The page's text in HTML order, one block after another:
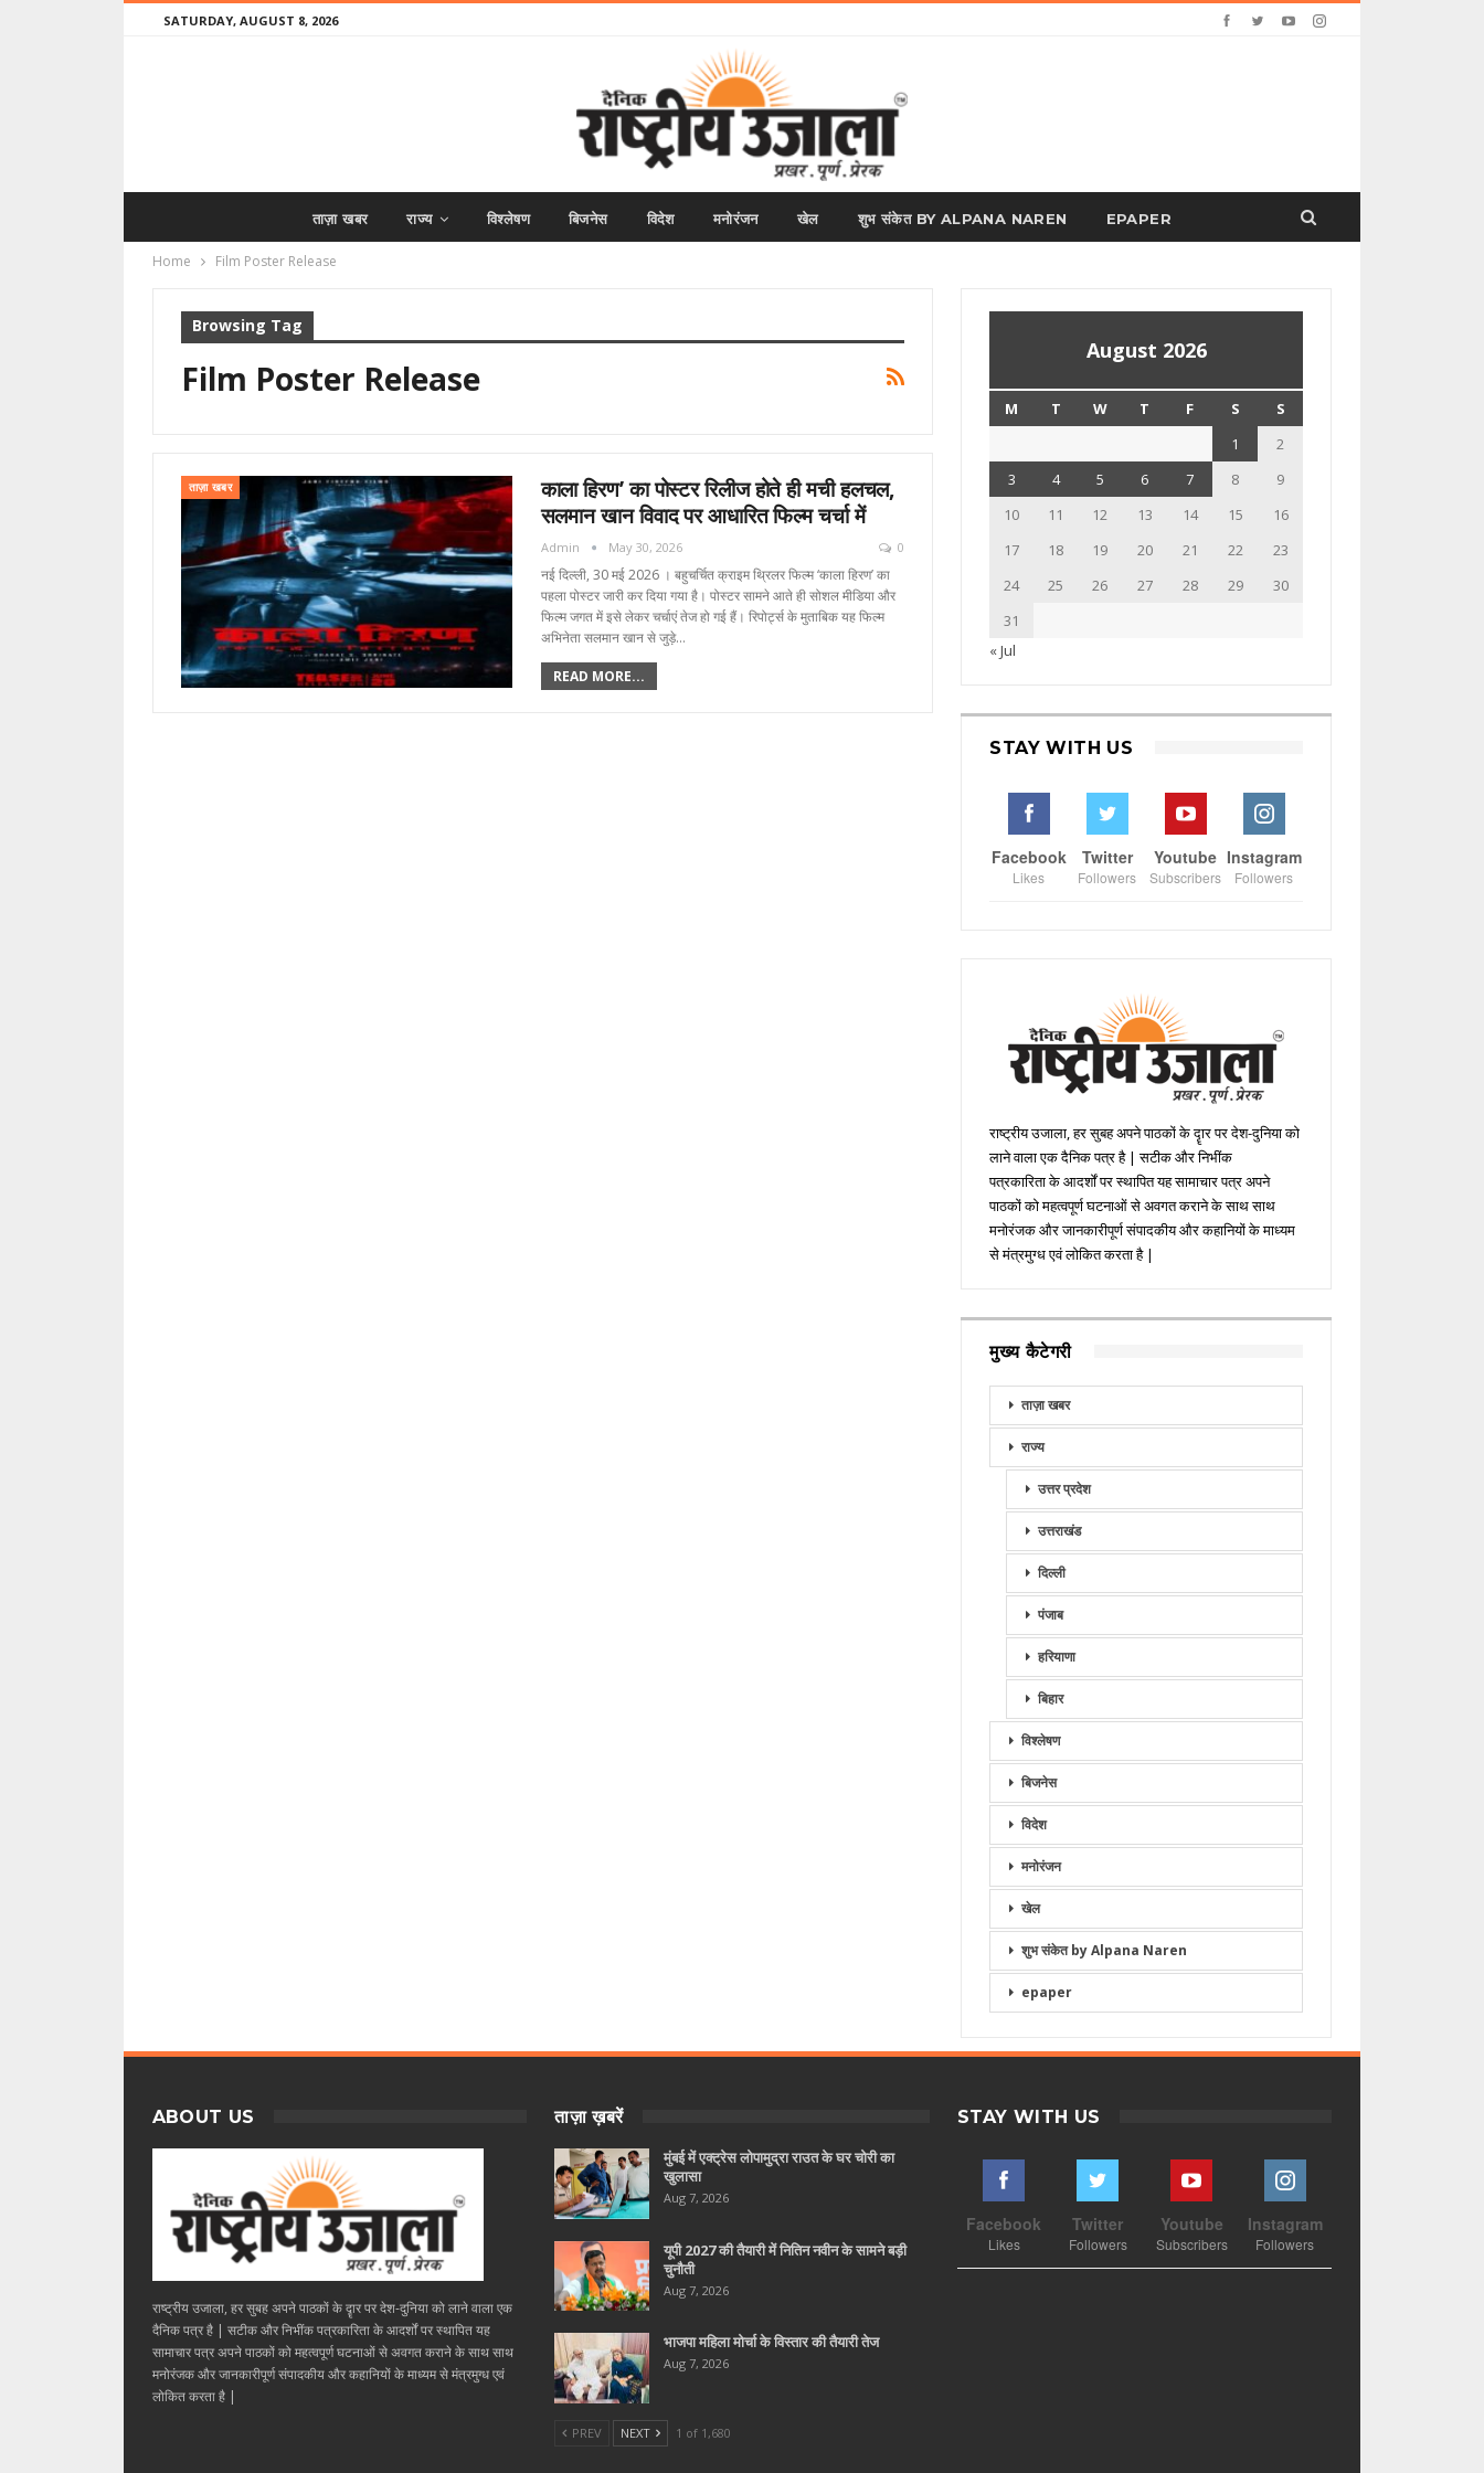
SATURDAY, AUGUST 8, 2026
ताज़ा खबर राज्य विश्लेषण बिजनेस विदेश मनोरंजन खेल शुभ संकेत BY ALPANA NAREN EPAPER
Home Film Poster Release
Browsing Tag
Film Poster Release
ताज़ा खबर
काला हिरण’ का पोस्टर रिलीज होते ही मची हलचल,
सलमान खान विवाद पर आधारित फिल्म चर्चा में
Admin May 30, 2026 0
नई दिल्ली, 30 मई 2026 । बहुचर्चित क्राइम थ्रिलर फिल्म ‘काला हिरण’ का
पहला पोस्टर जारी कर दिया गया है। पोस्टर सामने आते ही सोशल मीडिया और
फिल्म जगत में इसे लेकर चर्चाएं तेज हो गई हैं। रिपोर्ट्स के मुताबिक यह फिल्म
अभिनेता सलमान खान से जुड़े…
READ MORE...
August 2026
M T W T F S
S
1
2
3
4 5 6 7 8
9
10
11 12 13 14 15
16
17
18 19 20 21 22
23
24
25 26 27 28 29
30
31
« Jul
STAY WITH US
Facebook
Likes
Twitter
Followers
Youtube
Subscribers
Instagram
Followers
राष्ट्रीय उजाला, हर सुबह अपने पाठकों के दॄार पर देश-दुनिया को
लाने वाला एक दैनिक पत्र है | सटीक और निभींक
पत्रकारिता के आदर्शों पर स्थापित यह सामाचार पत्र अपने
पाठकों को महत्वपूर्ण घटनाओं से अवगत कराने के साथ साथ
मनोरंजक और जानकारीपूर्ण संपादकीय और कहानियों के माध्यम
से मंत्रमुग्ध एवं लोकित करता है |
मुख्य कैटेगरी
ताज़ा खबर
राज्य
उत्तर प्रदेश
उत्तराखंड
दिल्ली
पंजाब
हरियाणा
बिहार
विश्लेषण
बिजनेस
विदेश
मनोरंजन
खेल
शुभ संकेत by Alpana Naren
epaper
ABOUT US
राष्ट्रीय उजाला, हर सुबह अपने पाठकों के दॄार पर देश-दुनिया को लाने वाला एक
दैनिक पत्र है | सटीक और निभींक पत्रकारिता के आदर्शों पर स्थापित यह
सामाचार पत्र अपने पाठकों को महत्वपूर्ण घटनाओं से अवगत कराने के साथ साथ
मनोरंजक और जानकारीपूर्ण संपादकीय और कहानियों के माध्यम से मंत्रमुग्ध एवं
लोकित करता है |
ताज़ा ख़बरें
मुंबई में एक्ट्रेस लोपामुद्रा राउत के घर चोरी का
खुलासा
Aug 7, 2026
यूपी 2027 की तैयारी में नितिन नवीन के सामने बड़ी
चुनौती
Aug 7, 2026
भाजपा महिला मोर्चा के विस्तार की तैयारी तेज
Aug 7, 2026
PREV NEXT 1 of 1,680
STAY WITH US
Facebook
Likes
Twitter
Followers
Youtube
Subscribers
Instagram
Followers